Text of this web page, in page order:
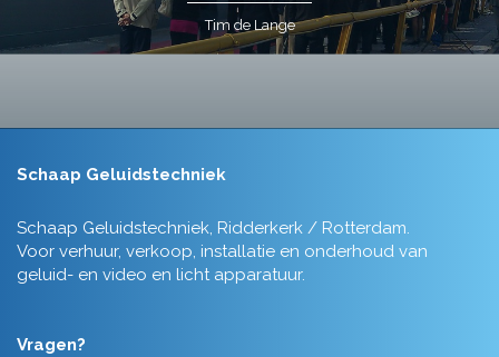
Tim de Lange
Schaap Geluidstechniek
Schaap Geluidstechniek, Ridderkerk / Rotterdam.
Voor verhuur, verkoop, installatie en onderhoud van
geluid- en video en licht apparatuur.
Vragen?